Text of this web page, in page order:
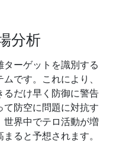
分析
ーゲットを識別する
です。これにより、
だけ早く防御に警告
防空に問題に対抗す
界中でテロ活動が増
ると予想されます。